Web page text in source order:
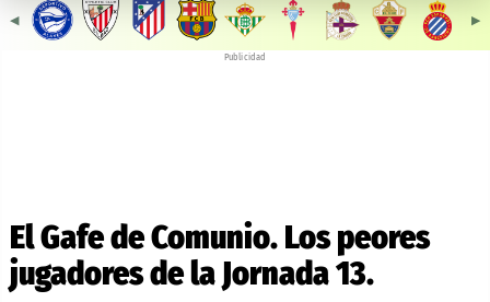
◀︎ ▶︎
Publicidad
El Gafe de Comunio. Los peores
jugadores de la Jornada 13.